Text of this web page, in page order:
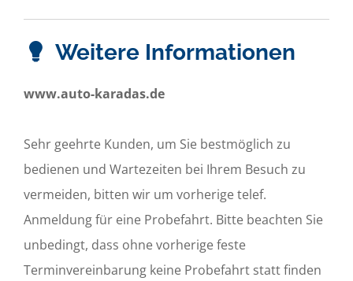
Weitere Informationen
www.auto-karadas.de
Sehr geehrte Kunden, um Sie bestmöglich zu
bedienen und Wartezeiten bei Ihrem Besuch zu
vermeiden, bitten wir um vorherige telef.
Anmeldung für eine Probefahrt. Bitte beachten Sie
unbedingt, dass ohne vorherige feste
Terminvereinbarung keine Probefahrt statt finden